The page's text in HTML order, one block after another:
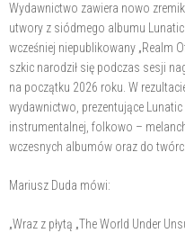
Wydawnictwo zawiera nowo
utwory z siódmego albumu
wcześniej niepublikowany „Realm
szkic narodził się podczas sesji
na początku 2026 roku. W
wydawnictwo, prezentujące
instrumentalnej, folkowo –
wczesnych albumów oraz do
Mariusz Duda mówi:
„Wraz z płytą „The World Under